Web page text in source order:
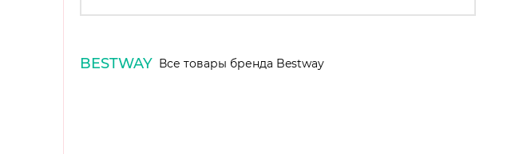
BESTWAY Все товары бренда Bestway